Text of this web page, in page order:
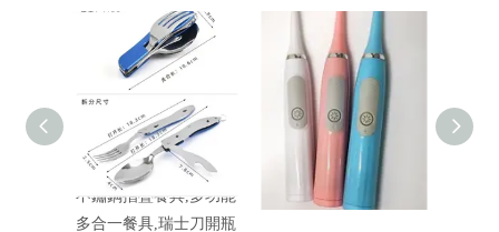
不鏽鋼摺疊餐具,多功能
多合一餐具,瑞士刀開瓶
超聲波軟毛電動牙刷